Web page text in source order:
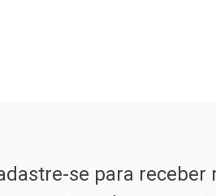
se para receber